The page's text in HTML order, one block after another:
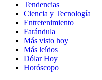
Tendencias
Ciencia y Tecnología
Entretenimiento
Farándula
Más visto hoy
Más leídos
Dólar Hoy
Horóscopo